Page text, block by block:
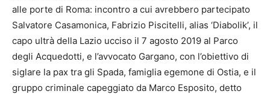
alle porte di Roma: incontro a cui avrebbero partecipato
Salvatore Casamonica, Fabrizio Piscitelli, alias ‘Diabolik’, il
capo ultrà della Lazio ucciso il 7 agosto 2019 al Parco
degli Acquedotti, e l’avvocato Gargano, con l’obiettivo di
siglare la pax tra gli Spada, famiglia egemone di Ostia, e il
gruppo criminale capeggiato da Marco Esposito, detto